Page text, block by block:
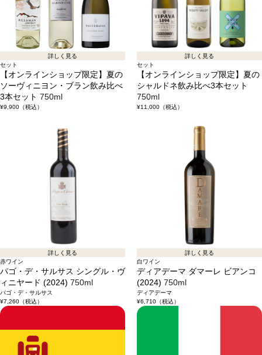
詳しく見る
セット
【オンラインショップ限定】夏の
ソーヴィニヨン・ブラン飲み比べ
3本セット 750ml
¥9,900（税込）
詳しく見る
セット
【オンラインショップ限定】夏の
シャルドネ飲み比べ3本セット
750ml
¥11,000（税込）
詳しく見る
赤ワイン
パゴ・デ・サルサス シングル・ヴ
ィニヤード (2024) 750ml
パゴ・デ・サルサス
¥7,260（税込）
詳しく見る
白ワイン
ディアデーマ ダマーレ ビアンコ
(2024) 750ml
ディアデーマ
¥6,710（税込）